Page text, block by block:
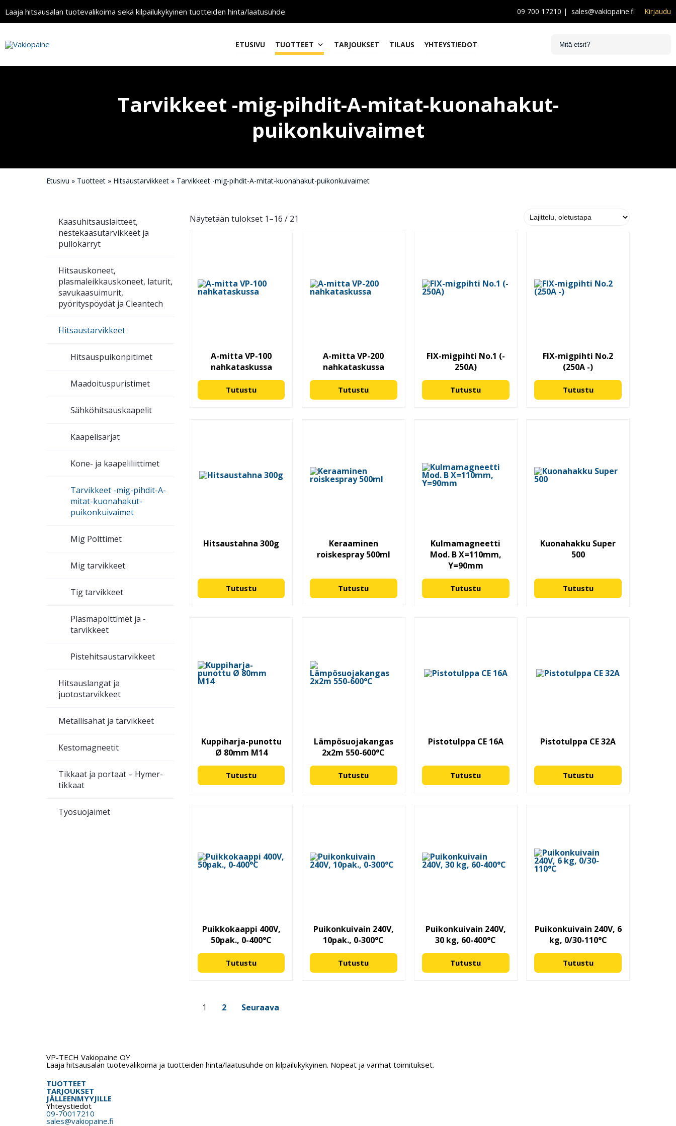
Laaja hitsausalan tuotevalikoima sekä kilpailukykyinen tuotteiden hinta/laatusuhde 09 700 17210 | sales@vakiopaine.fi Kirjaudu
ETUSIVU TUOTTEET TARJOUKSET TILAUS YHTEYSTIEDOT
Tarvikkeet -mig-pihdit-A-mitat-kuonahakut-
puikonkuivaimet
Etusivu » Tuotteet » Hitsaustarvikkeet » Tarvikkeet -mig-pihdit-A-mitat-kuonahakut-puikonkuivaimet
Kaasuhitsaus­laitteet,
nestekaasu­tarvikkeet ja
pullokärryt
Hitsauskoneet,
plasmaleikkauskoneet, laturit,
savukaasuimurit,
pyörityspöydät ja Cleantech
Hitsaustarvikkeet
Hitsauspuikonpitimet
Maadoituspuristimet
Sähköhitsauskaapelit
Kaapelisarjat
Kone- ja kaapeliliittimet
Tarvikkeet -mig-pihdit-A-
mitat-kuonahakut-
puikonkuivaimet
Mig Polttimet
Mig tarvikkeet
Tig tarvikkeet
Plasmapolttimet ja -
tarvikkeet
Pistehitsaustarvikkeet
Hitsauslangat ja
juotostarvikkeet
Metallisahat ja tarvikkeet
Kestomagneetit
Tikkaat ja portaat – Hymer-
tikkaat
Työsuojaimet
Näytetään tulokset 1–16 / 21
A-mitta VP-100
nahkataskussa
Tutustu
A-mitta VP-200
nahkataskussa
Tutustu
FIX-migpihti No.1 (-
250A)
Tutustu
FIX-migpihti No.2
(250A -)
Tutustu
Hitsaustahna 300g
Tutustu
Keraaminen
roiskespray 500ml
Tutustu
Kulmamagneetti
Mod. B X=110mm,
Y=90mm
Tutustu
Kuonahakku Super
500
Tutustu
Kuppiharja-punottu
Ø 80mm M14
Tutustu
Lämpösuojakangas
2x2m 550-600°C
Tutustu
Pistotulppa CE 16A
Tutustu
Pistotulppa CE 32A
Tutustu
Puikkokaappi 400V,
50pak., 0-400°C
Tutustu
Puikonkuivain 240V,
10pak., 0-300°C
Tutustu
Puikonkuivain 240V,
30 kg, 60-400°C
Tutustu
Puikonkuivain 240V, 6
kg, 0/30-110°C
Tutustu
1 2 Seuraava
VP-TECH Vakiopaine OY
Laaja hitsausalan tuotevalikoima ja tuotteiden hinta/laatusuhde on kilpailukykyinen. Nopeat ja varmat toimitukset.
TUOTTEET
TARJOUKSET
JÄLLEENMYYJILLE
Yhteystiedot
09-70017210
sales@vakiopaine.fi